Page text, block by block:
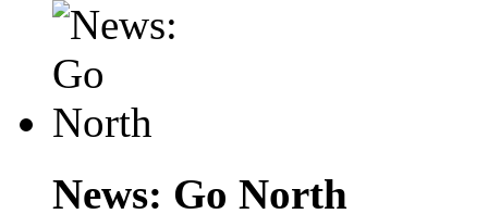
News: Go North